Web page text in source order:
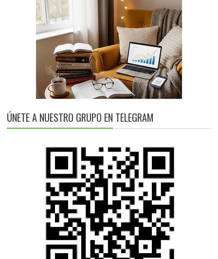
ÚNETE A NUESTRO GRUPO EN TELEGRAM